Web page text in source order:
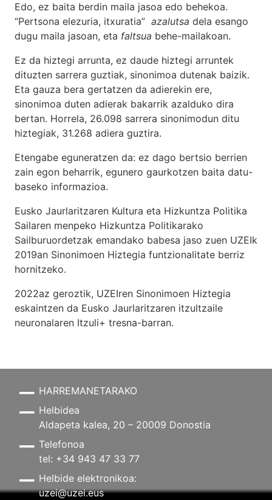
Edo, ez baita berdin maila jasoa edo behekoa.
“Pertsona elezuria, itxuratia” azalutsa dela esango
dugu maila jasoan, eta faltsua behe-mailakoan.
Ez da hiztegi arrunta, ez daude hiztegi arruntek
dituzten sarrera guztiak, sinonimoa dutenak baizik.
Eta gauza bera gertatzen da adierekin ere,
sinonimoa duten adierak bakarrik azalduko dira
bertan. Horrela, 26.098 sarrera sinonimodun ditu
hiztegiak, 31.268 adiera guztira.
Etengabe eguneratzen da: ez dago bertsio berrien
zain egon beharrik, egunero gaurkotzen baita datu-
baseko informazioa.
Eusko Jaurlaritzaren Kultura eta Hizkuntza Politika
Sailaren menpeko Hizkuntza Politikarako
Sailburuordetzak emandako babesa jaso zuen UZEIk
2019an Sinonimoen Hiztegia funtzionalitate berriz
hornitzeko.
2022az geroztik, UZEIren Sinonimoen Hiztegia
eskaintzen da Eusko Jaurlaritzaren itzultzaile
neuronalaren Itzuli+ tresna-barran.
HARREMANETARAKO
Helbidea
Aldapeta kalea, 20 – 20009 Donostia
Telefonoa
tel: +34 943 47 33 77
Helbide elektronikoa:
uzei@uzei.eus